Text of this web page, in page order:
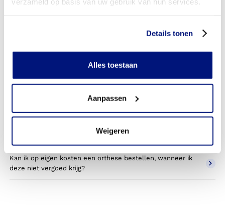
Details tonen
Alles toestaan
Aanpassen
Weigeren
Heb ik voor het laten aanmeten van een pols handorthese
Kan ik een reserve pols handorthese vergoed krijgen?
handorthese?
Wordt een pols handorthese die ik gebruik voor sporten
betaald door mijn zorgverzekering?
Betaal ik een eigen bijdrage voor de pols handorthese?
Kan ik op eigen kosten een orthese bestellen, wanneer ik
deze niet vergoed krijg?